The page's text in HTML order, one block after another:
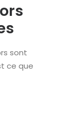
sont
ce que